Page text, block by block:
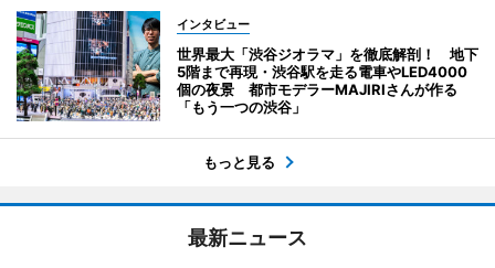
インタビュー
世界最大「渋谷ジオラマ」を徹底解剖！ 地下
5階まで再現・渋谷駅を走る電車やLED4000
個の夜景 都市モデラーMAJIRIさんが作る
「もう一つの渋谷」
もっと見る
最新ニュース